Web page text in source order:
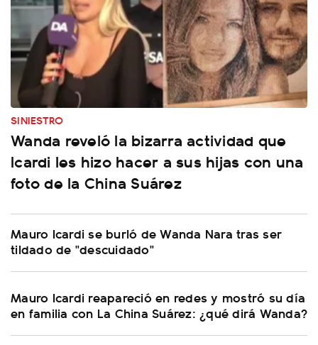
SINIESTRO
Wanda reveló la bizarra actividad que
Icardi les hizo hacer a sus hijas con una
foto de la China Suárez
Mauro Icardi se burló de Wanda Nara tras ser
tildado de "descuidado"
Mauro Icardi reapareció en redes y mostró su día
en familia con La China Suárez: ¿qué dirá Wanda?